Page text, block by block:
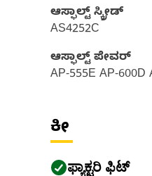
ಆಸ್ಫಾಲ್ಟ್ ಸ್ಕ್ರೀಡ್‌
AS4252C
ಆಸ್ಫಾಲ್ಟ್ ಪೇವರ್‍
AP-555E AP-600D
ಕೀ
ಫ್ಯಾಕ್ಟರಿ ಫಿಟ್